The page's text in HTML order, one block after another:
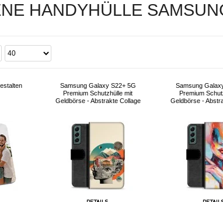
HANDYHÜLLE
Samsung Galaxy S22+ 5G
Premium Schutzhülle mit
Geldbörse - Abstrakte Collage
Samsung
Premium
Geldbörse -